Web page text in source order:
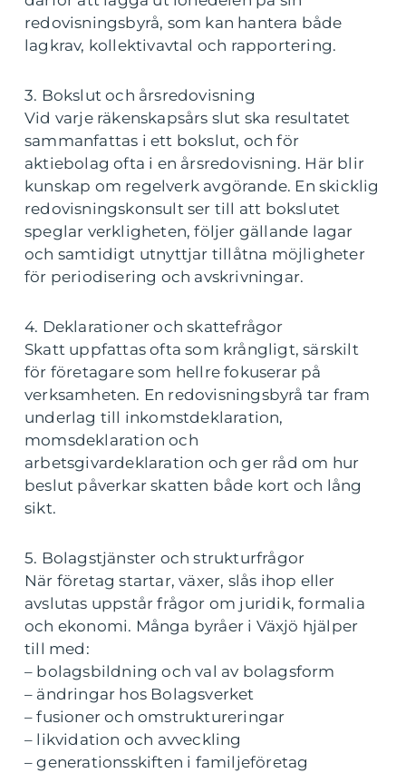
redovisningsbyrå, som kan hantera både
lagkrav, kollektivavtal och rapportering.
3. Bokslut och årsredovisning
Vid varje räkenskapsårs slut ska resultatet
sammanfattas i ett bokslut, och för
aktiebolag ofta i en årsredovisning. Här blir
kunskap om regelverk avgörande. En skicklig
redovisningskonsult ser till att bokslutet
speglar verkligheten, följer gällande lagar
och samtidigt utnyttjar tillåtna möjligheter
för periodisering och avskrivningar.
4. Deklarationer och skattefrågor
Skatt uppfattas ofta som krångligt, särskilt
för företagare som hellre fokuserar på
verksamheten. En redovisningsbyrå tar fram
underlag till inkomstdeklaration,
momsdeklaration och
arbetsgivardeklaration och ger råd om hur
beslut påverkar skatten både kort och lång
sikt.
5. Bolagstjänster och strukturfrågor
När företag startar, växer, slås ihop eller
avslutas uppstår frågor om juridik, formalia
och ekonomi. Många byråer i Växjö hjälper
till med:
– bolagsbildning och val av bolagsform
– ändringar hos Bolagsverket
– fusioner och omstruktureringar
– likvidation och avveckling
– generationsskiften i familjeföretag